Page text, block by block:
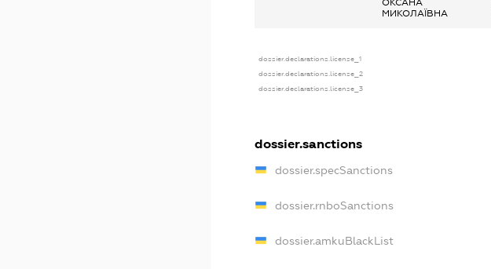
ОКСАНА
МИКОЛАЇВНА
dossier.declarations.license_1
dossier.declarations.license_2
dossier.declarations.license_3
dossier.sanctions
dossier.specSanctions
dossier.rnboSanctions
dossier.amkuBlackList